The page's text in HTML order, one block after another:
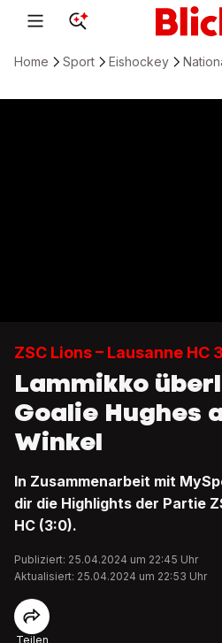
Home Sport Eishockey
ZSC Lions – Lausanne HC
Lammikko
Goalie Hughes
Winkel
In Zusammenarbeit mit
dir die Highlights der Partie
HC (3:0).
Publiziert: 25.04.2024 um 22:45 Uhr
Aktualisiert: 25.04.2024 um 22:53 Uhr
Teilen